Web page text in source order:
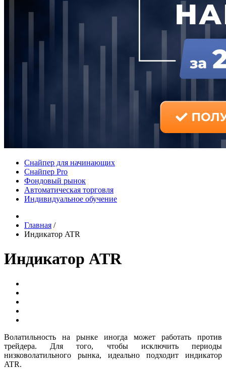
Снайпер для начинающих
Снайпер Pro
Фондовый рынок
Автоматическая торговля
Индивидуальное обучение
Главная /
Индикатор ATR
Индикатор ATR
Волатильность на рынке иногда может работать против
трейдера. Для того, чтобы исключить периоды
низковолатильного рынка, идеально подходит индикатор
ATR.